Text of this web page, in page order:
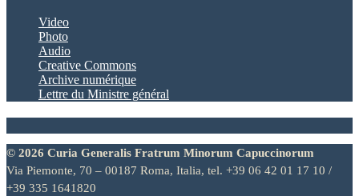
Video
Photo
Audio
Creative Commons
Archive numérique
Lettre du Ministre général
© 2026 Curia Generalis Fratrum Minorum Capuccinorum
Via Piemonte, 70 – 00187 Roma, Italia, tel. +39 06 42 01 17 10 /
+39 335 1641820